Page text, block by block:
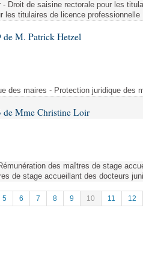
- Droit de saisine rectorale pour les
les titulaires de licence professionnelle
de M. Patrick Hetzel
des maires - Protection juridique des
de Mme Christine Loir
des maîtres de stage
de stage accueillant des docteurs
5 6 7 8 9 10 11
12